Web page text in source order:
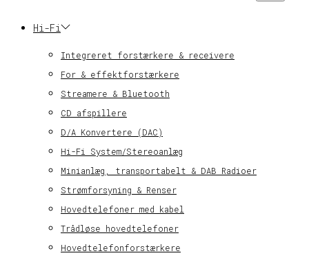
Hi-Fi
Integreret forstærkere & receivere
For & effektforstærkere
Streamere & Bluetooth
CD afspillere
D/A Konvertere (DAC)
Hi-Fi System/Stereoanlæg
Minianlæg, transportabelt & DAB Radioer
Strømforsyning & Renser
Hovedtelefoner med kabel
Trådløse hovedtelefoner
Hovedtelefonforstærkere